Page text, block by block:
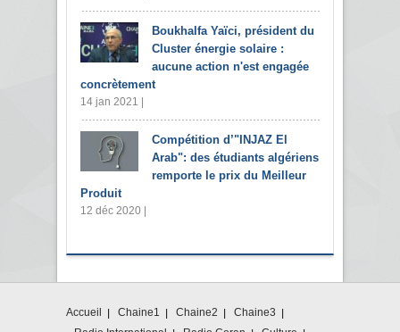
Boukhalfa Yaïci, président du
Cluster énergie solaire :
aucune action n'est engagée
concrètement
14 jan 2021 |
Compétition d’"INJAZ El
Arab": des étudiants algériens
remporte le prix du Meilleur
Produit
12 déc 2020 |
Accueil Chaine1 Chaine2
Chaine3